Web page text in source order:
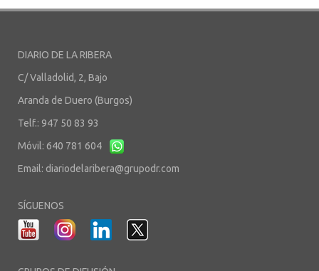
DIARIO DE LA RIBERA
C/ Valladolid, 2, Bajo
Aranda de Duero (Burgos)
Telf.: 947 50 83 93
Móvil: 640 781 604
Email: diariodelaribera@grupodr.com
SÍGUENOS